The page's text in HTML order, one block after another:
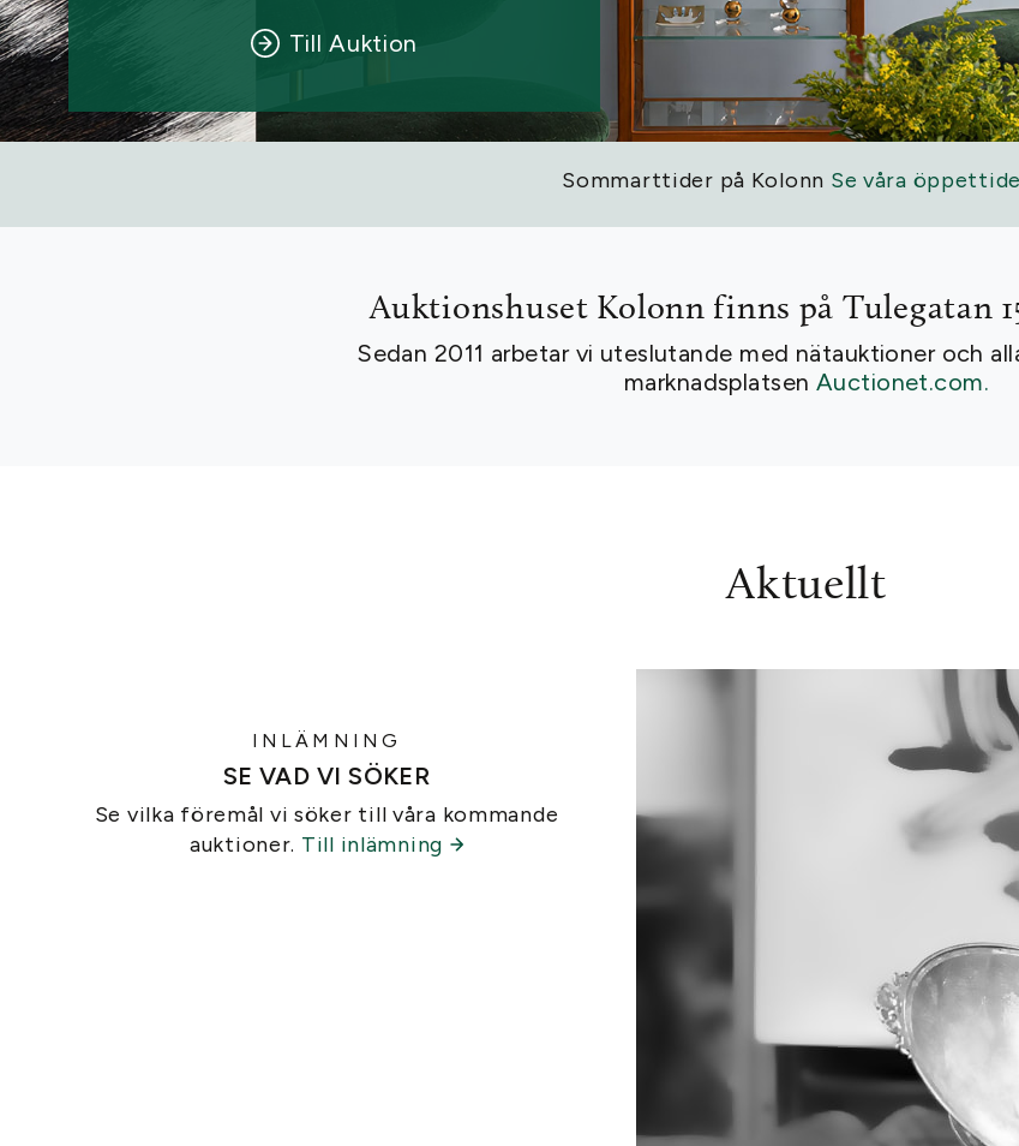
Sommarttider på Kolonn Se våra
Auktionshuset Kolonn finns på Tulegatan
Sedan 2011 arbetar vi uteslutande med nätauktioner och
marknadsplatsen Auctionet.com.
Aktuellt
INLÄMNING
SE VAD VI SÖKER
Se vilka föremål vi söker till våra kommande
auktioner. Till inlämning